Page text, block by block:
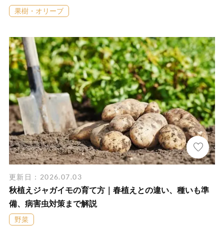
果樹・オリーブ
更新日：2026.07.03
秋植えジャガイモの育て方｜春植えとの違い、種いも準
備、病害虫対策まで解説
野菜